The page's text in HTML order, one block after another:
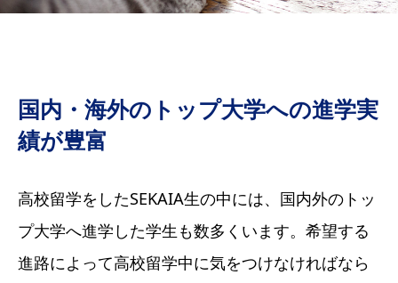
国内・海外のトップ大学への進学実
績が豊富
高校留学をしたSEKAIA生の中には、国内外のトッ
プ大学へ進学した学生も数多くいます。希望する
進路によって高校留学中に気をつけなければなら